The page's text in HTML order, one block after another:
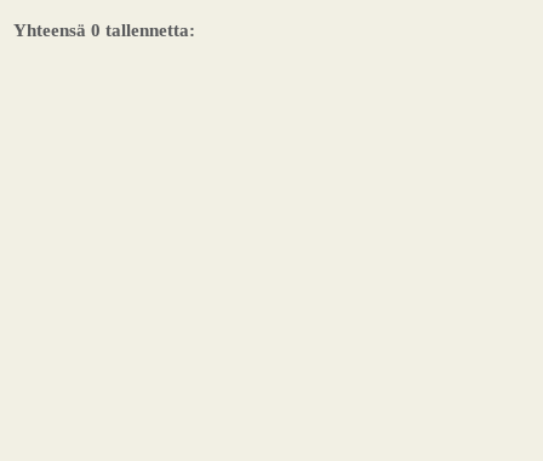
Yhteensä 0 tallennetta: